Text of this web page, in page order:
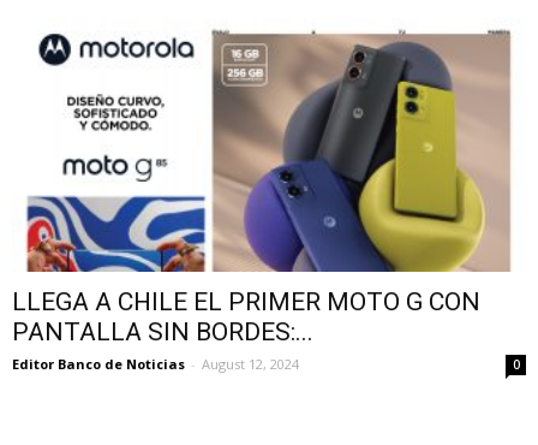
LLEGA A CHILE EL PRIMER MOTO G CON
PANTALLA SIN BORDES:...
Editor Banco de Noticias - August 12, 2024 0